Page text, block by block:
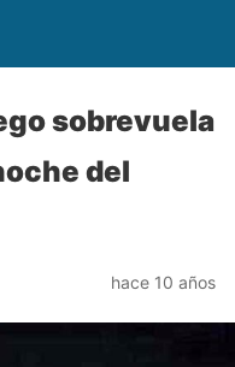
sobrevuela
del
hace 10 años